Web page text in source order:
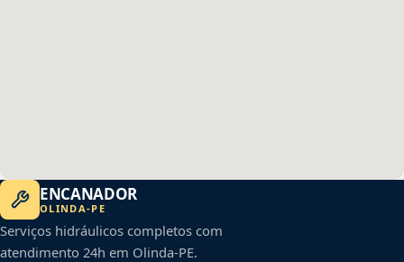
ENCANADOR
OLINDA-PE
Serviços hidráulicos completos com
atendimento 24h em Olinda-PE.